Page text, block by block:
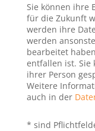
Sie können ihre
für die Zukunft
werden ihre
werden
bearbeitet
entfallen ist. Sie
ihrer Person
Weitere
auch in der
* sind